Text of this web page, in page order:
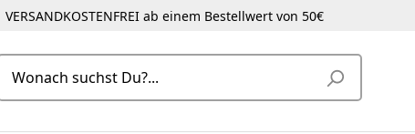
VERSANDKOSTENFREI ab einem Bestellwert von 50€